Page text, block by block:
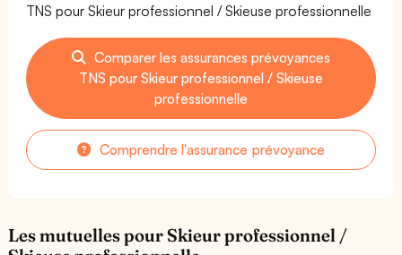
TNS pour Skieur professionnel / Skieuse professionnelle
Comparer les assurances prévoyances
TNS pour Skieur professionnel / Skieuse
professionnelle
Comprendre l'assurance prévoyance
Les mutuelles pour Skieur professionnel /